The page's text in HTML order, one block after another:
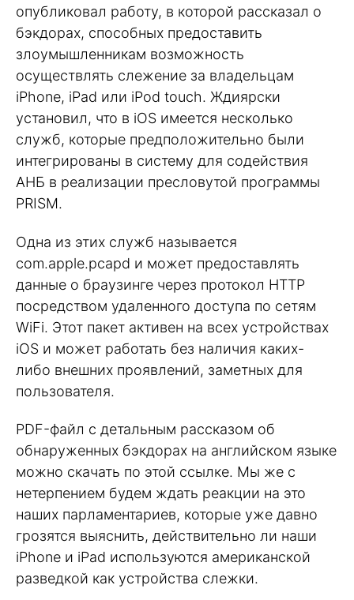
опубликовал работу, в которой рассказал о
бэкдорах, способных предоставить
злоумышленникам возможность
осуществлять слежение за владельцам
iPhone, iPad или iPod touch. Ждиярски
установил, что в iOS имеется несколько
служб, которые предположительно были
интегрированы в систему для содействия
АНБ в реализации пресловутой программы
PRISM.
Одна из этих служб называется
com.apple.pcapd и может предоставлять
данные о браузинге через протокол HTTP
посредством удаленного доступа по сетям
WiFi. Этот пакет активен на всех устройствах
iOS и может работать без наличия каких-
либо внешних проявлений, заметных для
пользователя.
PDF-файл с детальным рассказом об
обнаруженных бэкдорах на английском языке
можно скачать по этой ссылке. Мы же с
нетерпением будем ждать реакции на это
наших парламентариев, которые уже давно
грозятся выяснить, действительно ли наши
iPhone и iPad используются американской
разведкой как устройства слежки.